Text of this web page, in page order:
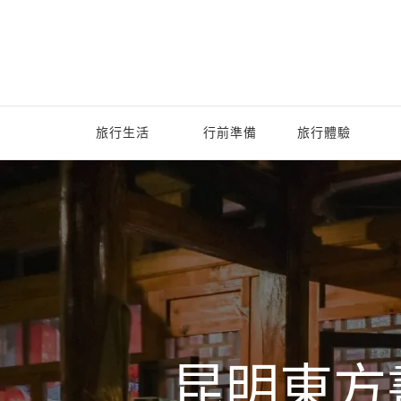
旅行生活 行前準備 旅行體驗